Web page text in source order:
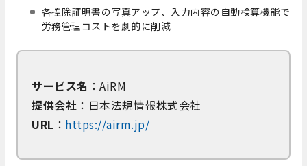
各控除証明書の写真アップ、入力内容の自動検算機能で
労務管理コストを劇的に削減
サービス名 ：AiRM
提供会社 ：日本法規情報株式会社
URL ： https://airm.jp/